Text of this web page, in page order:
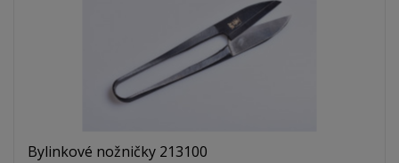
Bylinkové nožničky 213100